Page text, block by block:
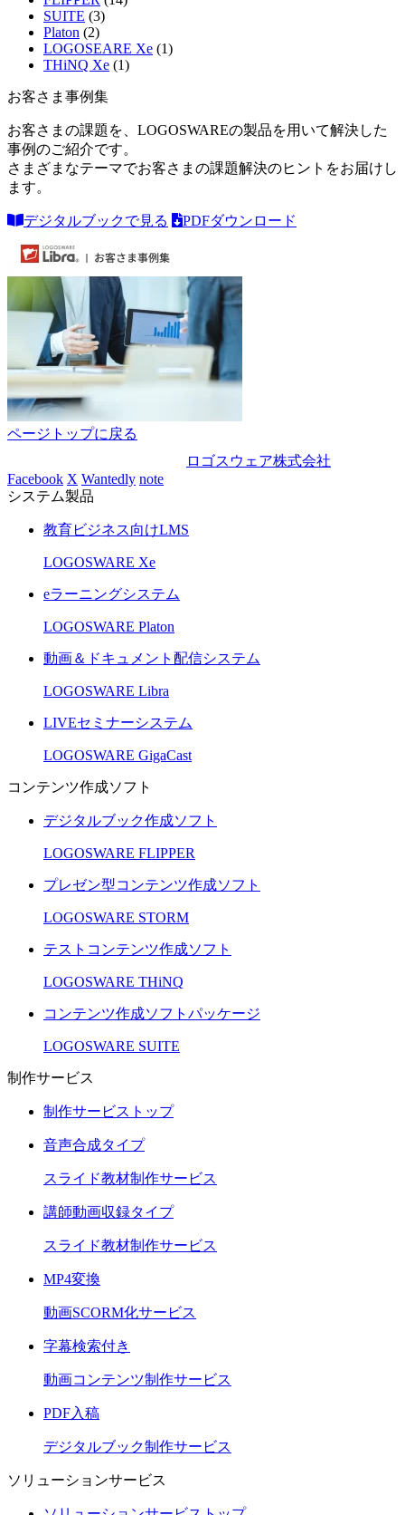
SUITE (3)
Platon (2)
LOGOSEARE Xe (1)
THiNQ Xe (1)
お客さま事例集
お客さまの課題を、LOGOSWAREの製品を用いて解決した
事例のご紹介です。
さまざまなテーマでお客さまの課題解決のヒントをお届けし
ます。
デジタルブックで見る PDFダウンロード
ページトップに戻る
ロゴスウェア株式会社
Facebook X Wantedly note
システム製品
教育ビジネス向けLMS
LOGOSWARE Xe
eラーニングシステム
LOGOSWARE Platon
動画＆ドキュメント配信システム
LOGOSWARE Libra
LIVEセミナーシステム
LOGOSWARE GigaCast
コンテンツ作成ソフト
デジタルブック作成ソフト
LOGOSWARE FLIPPER
プレゼン型コンテンツ作成ソフト
LOGOSWARE STORM
テストコンテンツ作成ソフト
LOGOSWARE THiNQ
コンテンツ作成ソフトパッケージ
LOGOSWARE SUITE
制作サービス
制作サービストップ
音声合成タイプ
スライド教材制作サービス
講師動画収録タイプ
スライド教材制作サービス
MP4変換
動画SCORM化サービス
字幕検索付き
動画コンテンツ制作サービス
PDF入稿
デジタルブック制作サービス
ソリューションサービス